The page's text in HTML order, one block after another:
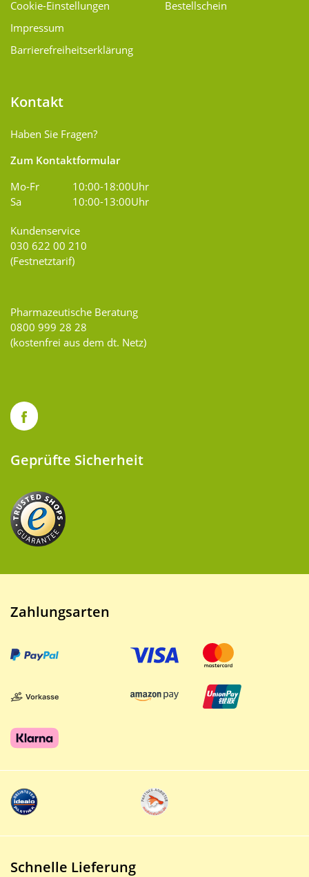
Cookie-Einstellungen
Impressum
Barrierefreiheitserklärung
Bestellschein
Kontakt
Haben Sie Fragen?
Zum Kontaktformular
Mo-Fr
10:00-18:00Uhr
Sa
10:00-13:00Uhr
Kundenservice
030 622 00 210
(Festnetztarif)
Pharmazeutische Beratung
0800 999 28 28
(kostenfrei aus dem dt. Netz)
Geprüfte Sicherheit
Zahlungsarten
Schnelle Lieferung